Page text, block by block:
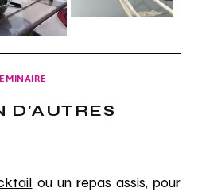
D'AUTRES
ou un repas assis, pour